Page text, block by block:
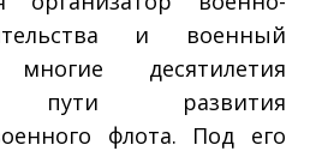
и военный
десятилетия
пути развития
флота. Под его